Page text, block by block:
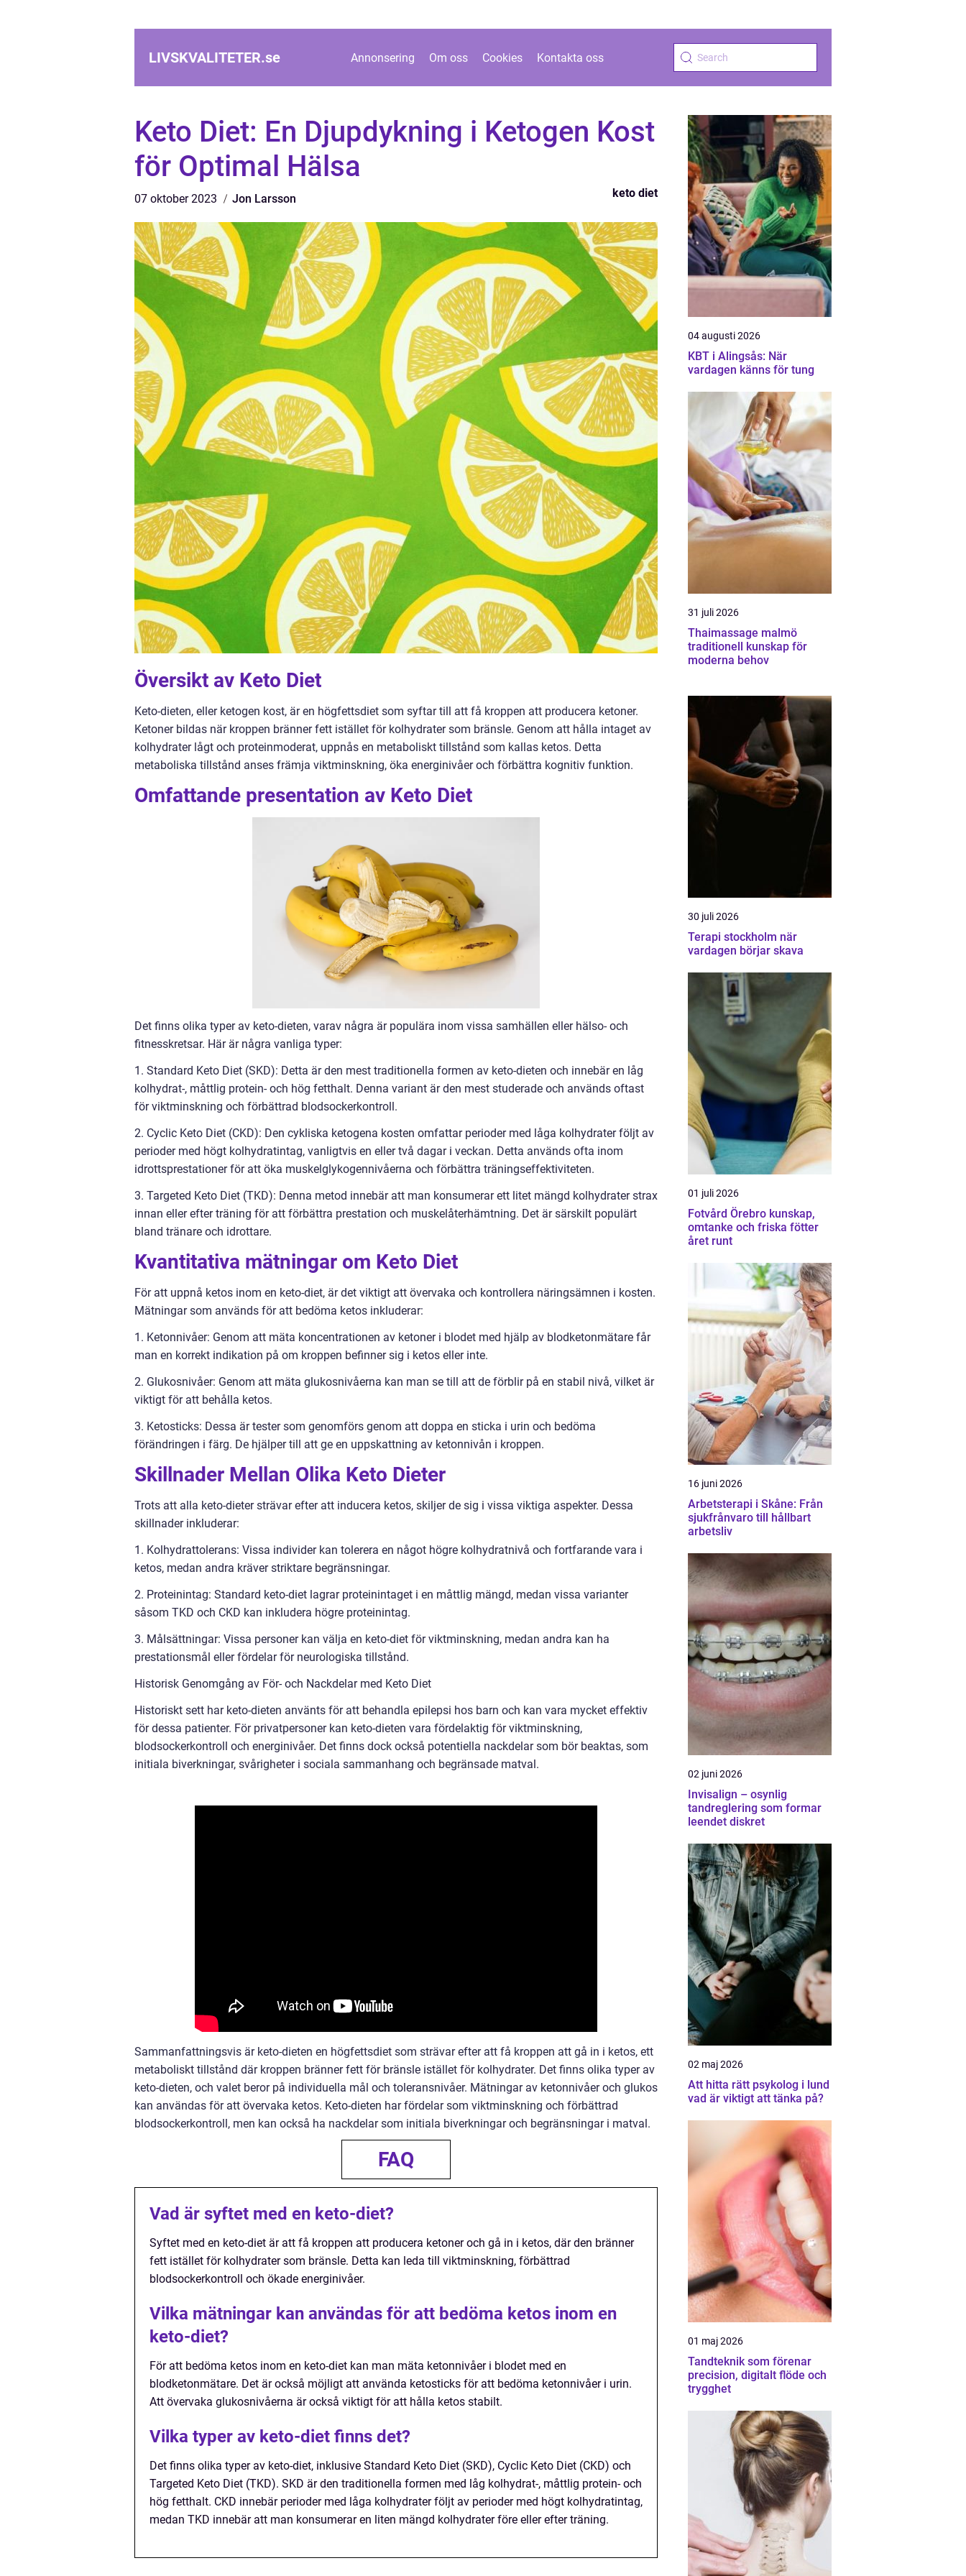
LIVSKVALITETER.se Annonsering Om oss Cookies Kontakta oss
Keto Diet: En Djupdykning i Ketogen Kost
för Optimal Hälsa
07 oktober 2023 Jon Larsson keto diet
Översikt av Keto Diet
Keto-dieten, eller ketogen kost, är en högfettsdiet som syftar till att få kroppen att producera ketoner.
Ketoner bildas när kroppen bränner fett istället för kolhydrater som bränsle. Genom att hålla intaget av
kolhydrater lågt och proteinmoderat, uppnås en metaboliskt tillstånd som kallas ketos. Detta
metaboliska tillstånd anses främja viktminskning, öka energinivåer och förbättra kognitiv funktion.
Omfattande presentation av Keto Diet
Det finns olika typer av keto-dieten, varav några är populära inom vissa samhällen eller hälso- och
fitnesskretsar. Här är några vanliga typer:
1. Standard Keto Diet (SKD): Detta är den mest traditionella formen av keto-dieten och innebär en låg
kolhydrat-, måttlig protein- och hög fetthalt. Denna variant är den mest studerade och används oftast
för viktminskning och förbättrad blodsockerkontroll.
2. Cyclic Keto Diet (CKD): Den cykliska ketogena kosten omfattar perioder med låga kolhydrater följt av
perioder med högt kolhydratintag, vanligtvis en eller två dagar i veckan. Detta används ofta inom
idrottsprestationer för att öka muskelglykogennivåerna och förbättra träningseffektiviteten.
3. Targeted Keto Diet (TKD): Denna metod innebär att man konsumerar ett litet mängd kolhydrater strax
innan eller efter träning för att förbättra prestation och muskelåterhämtning. Det är särskilt populärt
bland tränare och idrottare.
Kvantitativa mätningar om Keto Diet
För att uppnå ketos inom en keto-diet, är det viktigt att övervaka och kontrollera näringsämnen i kosten.
Mätningar som används för att bedöma ketos inkluderar:
1. Ketonnivåer: Genom att mäta koncentrationen av ketoner i blodet med hjälp av blodketonmätare får
man en korrekt indikation på om kroppen befinner sig i ketos eller inte.
2. Glukosnivåer: Genom att mäta glukosnivåerna kan man se till att de förblir på en stabil nivå, vilket är
viktigt för att behålla ketos.
3. Ketosticks: Dessa är tester som genomförs genom att doppa en sticka i urin och bedöma
förändringen i färg. De hjälper till att ge en uppskattning av ketonnivån i kroppen.
Skillnader Mellan Olika Keto Dieter
Trots att alla keto-dieter strävar efter att inducera ketos, skiljer de sig i vissa viktiga aspekter. Dessa
skillnader inkluderar:
1. Kolhydrattolerans: Vissa individer kan tolerera en något högre kolhydratnivå och fortfarande vara i
ketos, medan andra kräver striktare begränsningar.
2. Proteinintag: Standard keto-diet lagrar proteinintaget i en måttlig mängd, medan vissa varianter
såsom TKD och CKD kan inkludera högre proteinintag.
3. Målsättningar: Vissa personer kan välja en keto-diet för viktminskning, medan andra kan ha
prestationsmål eller fördelar för neurologiska tillstånd.
Historisk Genomgång av För- och Nackdelar med Keto Diet
Historiskt sett har keto-dieten använts för att behandla epilepsi hos barn och kan vara mycket effektiv
för dessa patienter. För privatpersoner kan keto-dieten vara fördelaktig för viktminskning,
blodsockerkontroll och energinivåer. Det finns dock också potentiella nackdelar som bör beaktas, som
initiala biverkningar, svårigheter i sociala sammanhang och begränsade matval.
Sammanfattningsvis är keto-dieten en högfettsdiet som strävar efter att få kroppen att gå in i ketos, ett
metaboliskt tillstånd där kroppen bränner fett för bränsle istället för kolhydrater. Det finns olika typer av
keto-dieten, och valet beror på individuella mål och toleransnivåer. Mätningar av ketonnivåer och glukos
kan användas för att övervaka ketos. Keto-dieten har fördelar som viktminskning och förbättrad
blodsockerkontroll, men kan också ha nackdelar som initiala biverkningar och begränsningar i matval.
FAQ
Vad är syftet med en keto-diet?
Syftet med en keto-diet är att få kroppen att producera ketoner och gå in i ketos, där den bränner
fett istället för kolhydrater som bränsle. Detta kan leda till viktminskning, förbättrad
blodsockerkontroll och ökade energinivåer.
Vilka mätningar kan användas för att bedöma ketos inom en
keto-diet?
För att bedöma ketos inom en keto-diet kan man mäta ketonnivåer i blodet med en
blodketonmätare. Det är också möjligt att använda ketosticks för att bedöma ketonnivåer i urin.
Att övervaka glukosnivåerna är också viktigt för att hålla ketos stabilt.
Vilka typer av keto-diet finns det?
Det finns olika typer av keto-diet, inklusive Standard Keto Diet (SKD), Cyclic Keto Diet (CKD) och
Targeted Keto Diet (TKD). SKD är den traditionella formen med låg kolhydrat-, måttlig protein- och
hög fetthalt. CKD innebär perioder med låga kolhydrater följt av perioder med högt kolhydratintag,
medan TKD innebär att man konsumerar en liten mängd kolhydrater före eller efter träning.
04 augusti 2026
KBT i Alingsås: När
vardagen känns för tung
31 juli 2026
Thaimassage malmö
traditionell kunskap för
moderna behov
30 juli 2026
Terapi stockholm när
vardagen börjar skava
01 juli 2026
Fotvård Örebro kunskap,
omtanke och friska fötter
året runt
16 juni 2026
Arbetsterapi i Skåne: Från
sjukfrånvaro till hållbart
arbetsliv
02 juni 2026
Invisalign – osynlig
tandreglering som formar
leendet diskret
02 maj 2026
Att hitta rätt psykolog i lund
vad är viktigt att tänka på?
01 maj 2026
Tandteknik som förenar
precision, digitalt flöde och
trygghet